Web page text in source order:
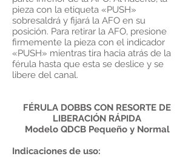
pieza con la etiqueta «PUSH»
sobresaldrá y fijará la AFO en su
posición. Para retirar la AFO, presione
firmemente la pieza con el indicador
«PUSH» mientras tira hacia atrás de la
férula hasta que esta se deslice y se
libere del canal.
FÉRULA DOBBS CON RESORTE DE
LIBERACIÓN RÁPIDA
Modelo QDCB Pequeño y Normal
Indicaciones de uso: